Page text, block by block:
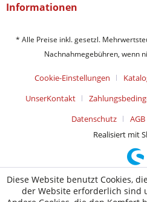
Informationen
* Alle Preise inkl. gesetzl.
Nachnahmegebühren, wenn
Cookie-Einstellungen
UnserKontakt
Datenschutz
AGB
Realisiert mit
Diese Website benutzt Cookies,
der Website erforderlich sind